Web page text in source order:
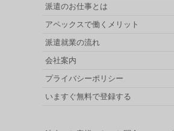
派遣のお仕事とは
アペックスで働くメリット
派遣就業の流れ
会社案内
プライバシーポリシー
いますぐ無料で登録する